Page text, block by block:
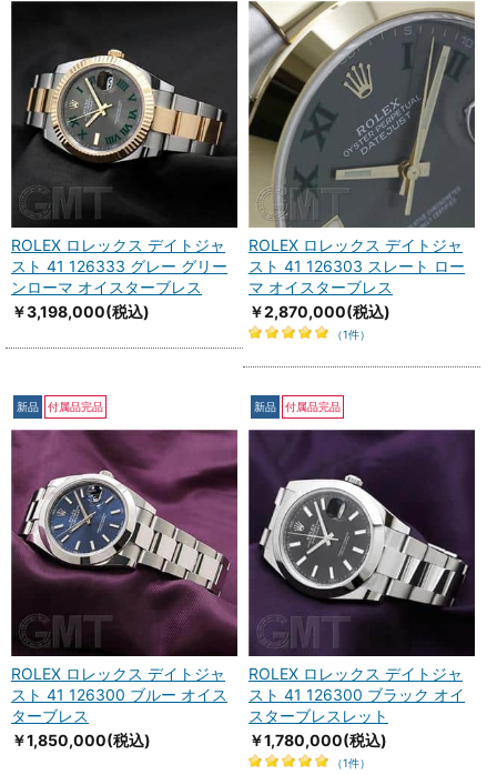
ROLEX ロレックス デイトジャ
スト 41 126333 グレー グリー
ンローマ オイスターブレス
￥3,198,000(税込)
ROLEX ロレックス デイトジャ
スト 41 126303 スレート ロー
マ オイスターブレス
￥2,870,000(税込)
（1件）
新品 付属品完品
ROLEX ロレックス デイトジャ
スト 41 126300 ブルー オイス
ターブレス
￥1,850,000(税込)
新品 付属品完品
ROLEX ロレックス デイトジャ
スト 41 126300 ブラック オイ
スターブレスレット
￥1,780,000(税込)
（1件）